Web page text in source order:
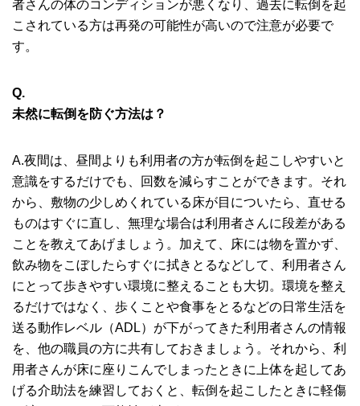
者さんの体のコンディションが悪くなり、過去に転倒を起
こされている方は再発の可能性が高いので注意が必要で
す。
Q.
未然に転倒を防ぐ方法は？
A.夜間は、昼間よりも利用者の方が転倒を起こしやすいと
意識をするだけでも、回数を減らすことができます。それ
から、敷物の少しめくれている床が目についたら、直せる
ものはすぐに直し、無理な場合は利用者さんに段差がある
ことを教えてあげましょう。加えて、床には物を置かず、
飲み物をこぼしたらすぐに拭きとるなどして、利用者さん
にとって歩きやすい環境に整えることも大切。環境を整え
るだけではなく、歩くことや食事をとるなどの日常生活を
送る動作レベル（ADL）が下がってきた利用者さんの情報
を、他の職員の方に共有しておきましょう。それから、利
用者さんが床に座りこんでしまったときに上体を起してあ
げる介助法を練習しておくと、転倒を起こしたときに軽傷